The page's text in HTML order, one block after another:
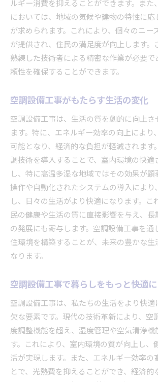
ルギー消費を抑えることができます。また
においては、地域の気候や建物の特性に
が求められます。これにより、個々のニー
が提供され、住民の満足度が向上します。
熟練した技術者による精密な作業が必要
頼性を確保することができます。
空調設備工事がもたらす生活の変化
空調設備工事は、生活の質を劇的に向上さ
ます。特に、エネルギー効率の向上により
可能となり、経済的な負担が軽減されます
調技術を導入することで、室内環境の快適
し、特に高温多湿な地域ではその効果が顕
操作や自動化されたシステムの導入により
し、日々の生活がより快適になります。こ
民の健康や生活の質に直接影響を与え、
の発展にも寄与します。空調設備工事を通
住環境を構築することが、未来の豊かな生
なります。
空調設備工事で暮らしをもっと快適に
空調設備工事は、私たちの生活をより快
欠な要素です。現代の技術革新により、空
度調整機能を超え、湿度管理や空気清浄機
す。これにより、室内環境の質が向上し、
活が実現します。また、エネルギー効率の
とで、光熱費を抑えることができ、経済的